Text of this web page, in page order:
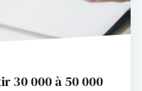
30 000 à 50 000